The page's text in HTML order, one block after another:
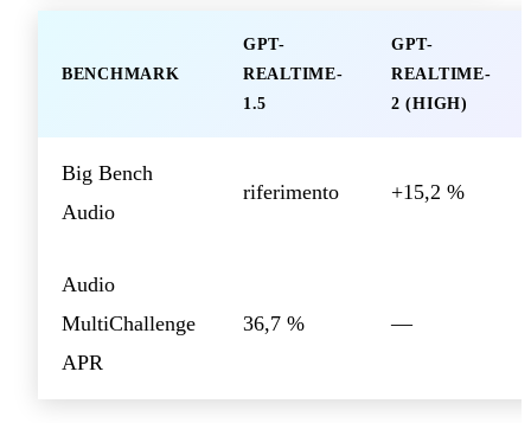
BENCHMARK
GPT-
REALTIME-
1.5
GPT-
REALTIME-
2 (HIGH)
Big Bench
Audio
riferimento +15,2 %
Audio
MultiChallenge
APR
36,7 % —